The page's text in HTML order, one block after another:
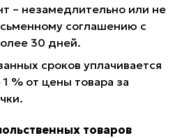
– незамедлительно или не
соглашению с
30 дней.
сроков уплачивается
% от цены товара за
товаров